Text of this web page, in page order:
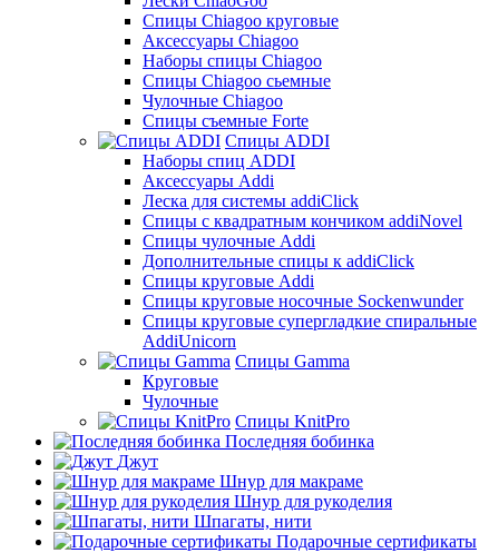
Cпицы Сhiagoo круговые
Аксессуары Chiagoo
Наборы спицы Chiagoo
Спицы Chiagoo сьемные
Чулочные Chiagoo
Спицы съемные Forte
Спицы ADDI
Наборы спиц ADDI
Аксессуары Addi
Леска для системы addiClick
Спицы с квадратным кончиком addiNovel
Спицы чулочные Addi
Дополнительные спицы к addiClick
Спицы круговые Addi
Спицы круговые носочные Sockenwunder
Спицы круговые супергладкие спиральные
AddiUnicorn
Спицы Gamma
Круговые
Чулочные
Спицы KnitPro
Последняя бобинка
Джут
Шнур для макраме
Шнур для рукоделия
Шпагаты, нити
Подарочные сертификаты